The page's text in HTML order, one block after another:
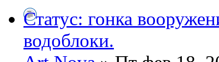
Статус: гонка
водоблоки.